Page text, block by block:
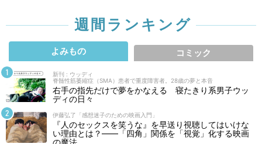
週間ランキング
よみもの コミック
新刊 : ウッディ
脊髄性筋萎縮症（SMA）患者で重度障害者。28歳の夢と本音
右手の指先だけで夢をかなえる 寝たきり系男子ウッ
ディの日々
伊藤弘了「感想迷子のための映画入門」
『人のセックスを笑うな』を早送り視聴してはいけな
い理由とは？――「四角」関係を「視覚」化する映画